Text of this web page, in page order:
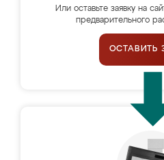
Или оставьте заявку на
предварительного
ОСТАВИТЬ